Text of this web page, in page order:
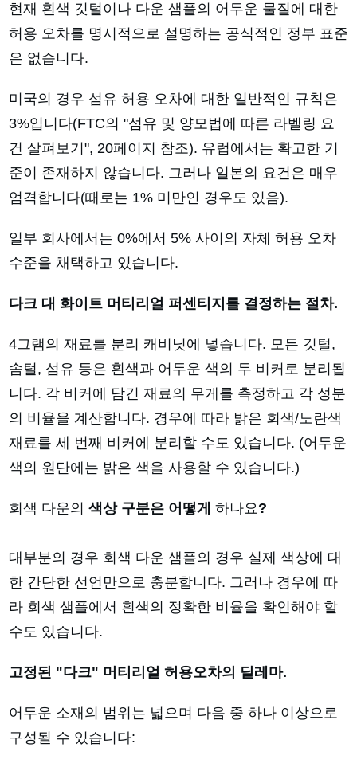
현재 흰색 깃털이나 다운 샘플의 어두운 물질에 대한
허용 오차를 명시적으로 설명하는 공식적인 정부 표준
은 없습니다.
미국의 경우 섬유 허용 오차에 대한 일반적인 규칙은
3%입니다(FTC의 "섬유 및 양모법에 따른 라벨링 요
건 살펴보기", 20페이지 참조). 유럽에서는 확고한 기
준이 존재하지 않습니다. 그러나 일본의 요건은 매우
엄격합니다(때로는 1% 미만인 경우도 있음).
일부 회사에서는 0%에서 5% 사이의 자체 허용 오차
수준을 채택하고 있습니다.
다크 대 화이트 머티리얼 퍼센티지를 결정하는 절차.
4그램의 재료를 분리 캐비닛에 넣습니다. 모든 깃털,
솜털, 섬유 등은 흰색과 어두운 색의 두 비커로 분리됩
니다. 각 비커에 담긴 재료의 무게를 측정하고 각 성분
의 비율을 계산합니다. 경우에 따라 밝은 회색/노란색
재료를 세 번째 비커에 분리할 수도 있습니다. (어두운
색의 원단에는 밝은 색을 사용할 수 있습니다.)
회색 다운의 색상 구분은 어떻게 하나요?
대부분의 경우 회색 다운 샘플의 경우 실제 색상에 대
한 간단한 선언만으로 충분합니다. 그러나 경우에 따
라 회색 샘플에서 흰색의 정확한 비율을 확인해야 할
수도 있습니다.
고정된 "다크" 머티리얼 허용오차의 딜레마.
어두운 소재의 범위는 넓으며 다음 중 하나 이상으로
구성될 수 있습니다: